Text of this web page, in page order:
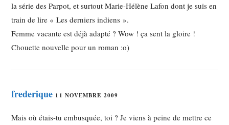
la série des Parpot, et surtout Marie-Hélène Lafon dont je suis en
train de lire « Les derniers indiens ».
Femme vacante est déjà adapté ? Wow ! ça sent la gloire !
Chouette nouvelle pour un roman :o)
frederique 11 NOVEMBRE 2009
Mais où étais-tu embusquée, toi ? Je viens à peine de mettre ce